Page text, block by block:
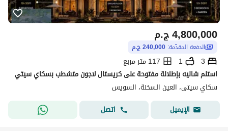
ج.م4,800,000
الدفعة المقدّمة: 240,000 ج.م
3
1
117 متر مربع
استلم شاليه بإطلالة مفتوحة على كريستال لاجون متشطب بسكاي سيتي
سكاي سيتى، العين السخنة، السويس
الإيميل
اتصل